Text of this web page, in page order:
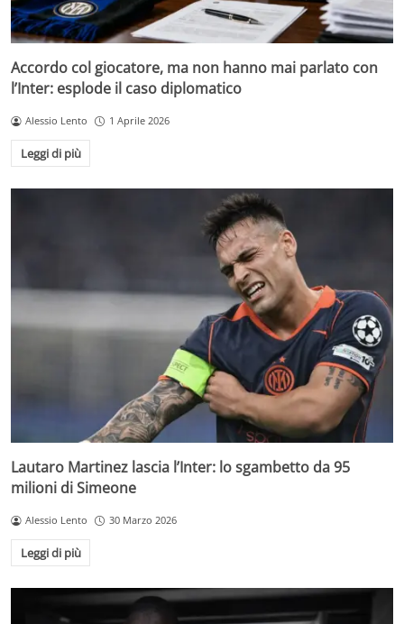
Accordo col giocatore, ma non hanno mai parlato con
l’Inter: esplode il caso diplomatico
Alessio Lento 1 Aprile 2026
Leggi di più
Lautaro Martinez lascia l’Inter: lo sgambetto da 95
milioni di Simeone
Alessio Lento 30 Marzo 2026
Leggi di più